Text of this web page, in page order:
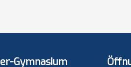
Gymnasium